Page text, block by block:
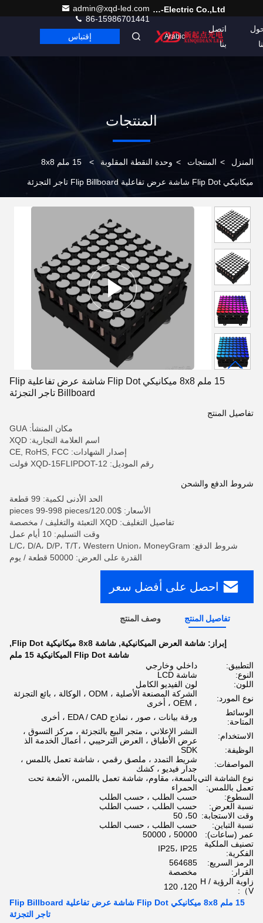
Shenzhen Xinqidian Photo-Electric Co.,Ltd.
admin@xqd-led.com
86-15986701441
اتصل
بنا
Arabic إقتباس
المنتجات
المنزل > المنتجات > وحدة النقطة المقلوبة > 15 ملم 8x8
ميكانيكي Flip Dot شاشة عرض تفاعلية Flip Billboard تاجر التجزئة
15 ملم 8x8 ميكانيكي Flip Dot شاشة عرض تفاعلية Flip
Billboard تاجر التجزئة
تفاصيل المنتج
مكان المنشأ: GUA
اسم العلامة التجارية: XQD
إصدار الشهادات: CE, RoHS, FCC
رقم الموديل: XQD-15FLIPDOT-12 فولت
شروط الدفع والشحن
الحد الأدنى لكمية: 99 قطعة
الأسعار: $120.00/pieces 99-998 pieces
تفاصيل التغليف: XQD التعبئة والتغليف / مخصصة
وقت التسليم: 10 أيام عمل
شروط الدفع: L/C، D/A، D/P، T/T، Western Union، MoneyGram
القدرة على العرض: 50000 قطعة / يوم
احصل على أفضل سعر
تفاصيل المنتج وصف المنتج
إبراز: شاشة العرض الميكانيكية, شاشة 8x8 ميكانيكية Flip Dot
,
شاشة Flip Dot الميكانيكية 15 ملم
التطبيق:
داخلي وخارجي
النوع:
شاشة LCD
اللون:
لون الفيديو الكامل
نوع المورد:
الشركة المصنعة الأصلية ، ODM ، الوكالة ، بائع التجزئة
، OEM ، أخرى
الوسائط
المتاحة:
ورقة بيانات ، صور ، نماذج EDA / CAD ، أخرى
الاستخدام:
النشر الإعلاني ، متجر البيع بالتجزئة ، مركز التسوق ،
عرض الأطباق ، العرض الترحيبي ، أعمال الخدمة الذ
الوظيفة:
SDK
المواصفات:
شريط التمدد ، ملصق رقمي ، شاشة تعمل باللمس ،
جدار فيديو ، كشك
نوع الشاشة التي
تعمل باللمس:
بالسعة، مقاوم، شاشة تعمل باللمس، الأشعة تحت
الحمراء
السطوع:
حسب الطلب ، حسب الطلب
نسبة العرض:
حسب الطلب ، حسب الطلب
وقت الاستجابة: 50، 50
نسبة التباين:
حسب الطلب ، حسب الطلب
عمر (ساعات):
50000 ، 50000
تصنيف الملكية
الفكرية:
IP25، IP25
الرمز السريع:
564685
القرار:
مخصصة
زاوية الرؤية H /
V）:
120، 120
15 ملم 8x8 ميكانيكي Flip Dot شاشة عرض تفاعلية Flip Billboard
تاجر التجزئة